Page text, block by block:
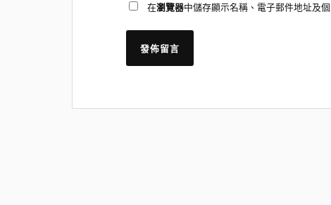
在瀏覽器中儲存顯示名稱、電子郵件地址及